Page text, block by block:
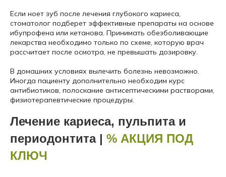
Если ноет зуб после лечения глубокого кариеса,
стоматолог подберет эффективные препараты на основе
ибупрофена или кетанова. Принимать обезболивающие
лекарства необходимо только по схеме, которую врач
рассчитает после осмотра, не превышать дозировку.
В домашних условиях вылечить болезнь невозможно.
Иногда пациенту дополнительно необходим курс
антибиотиков, полоскание антисептическими растворами,
физиотерапевтические процедуры.
Лечение кариеса, пульпита и
периодонтита | % АКЦИЯ ПОД
КЛЮЧ